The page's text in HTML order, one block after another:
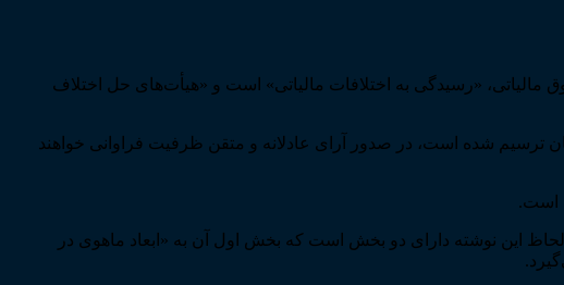
«رسیدگی به اختلافات مالیاتی» است و «هیأت‌های حل اختلاف
ترسیم شده است، در صدور آرای عادلانه و متقن ظرفیت فراوانی خواهند
است.
این نوشته دارای دو بخش است که بخش اول آن به «ابعاد ماهوی در